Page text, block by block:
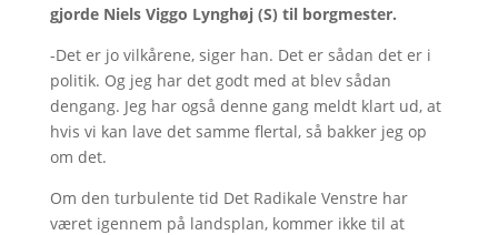
gjorde Niels Viggo Lynghøj (S) til borgmester.
-Det er jo vilkårene, siger han. Det er sådan det er i
politik. Og jeg har det godt med at blev sådan
dengang. Jeg har også denne gang meldt klart ud, at
hvis vi kan lave det samme flertal, så bakker jeg op
om det.
Om den turbulente tid Det Radikale Venstre har
været igennem på landsplan, kommer ikke til at